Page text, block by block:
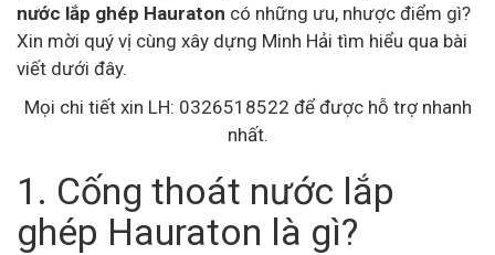
nước lắp ghép Hauraton có những ưu, nhược điểm gì?
Xin mời quý vị cùng xây dựng Minh Hải tìm hiểu qua bài
viết dưới đây.
Mọi chi tiết xin LH: 0326518522 để được hỗ trợ nhanh
nhất.
1. Cống thoát nước lắp
ghép Hauraton là gì?